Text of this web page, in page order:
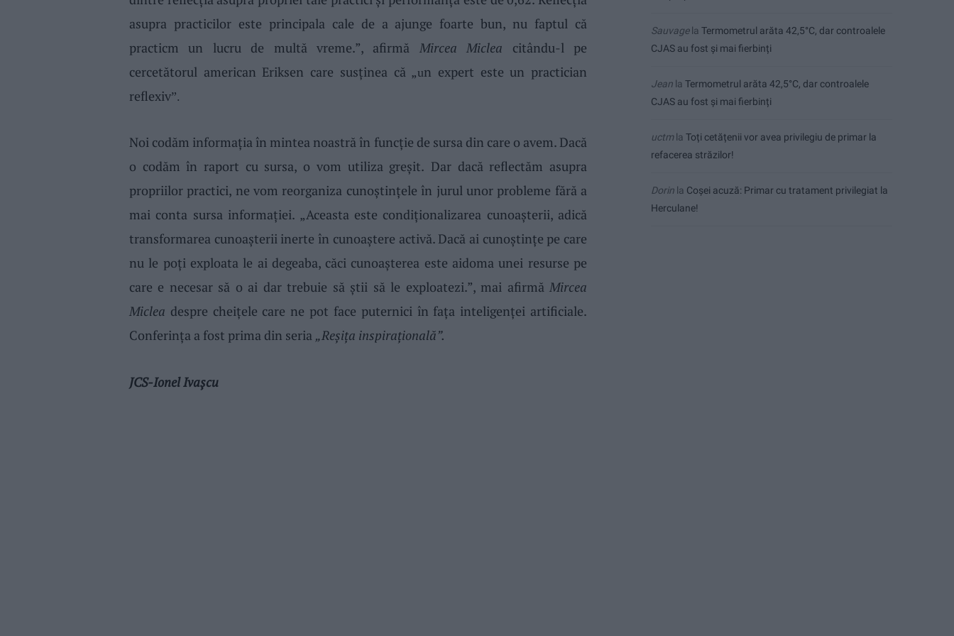
asupra practicilor este principala cale de a ajunge foarte bun, nu faptul că
practicm un lucru de multă vreme.”, afirmă Mircea Miclea citându-l pe
cercetătorulamerican Eriksen care susţinea că „un expert este un practician
reflexiv”.
Noi codăm informaţia în mintea noastră în funcţie de sursa din care o avem. Dacă
o codăm în raport cu sursa, o vom utiliza greşit. Dar dacă reflectăm asupra
propriilor practici, ne vom reorganiza cunoştinţele în jurul unor probleme fără a
mai conta sursa informaţiei. „Aceastaeste condiţionalizarea cunoaşterii, adică
transformarea cunoaşterii inerte în cunoaştere activă. Dacă ai cunoştinţe pe care
nu le poţi exploata le ai degeaba, căci cunoaşterea este aidoma unei resurse pe
care e necesarsă o ai dar trebuie să ştii să le exploatezi.”, mai afirmăMircea
Miclea despre cheiţele care ne pot face puternici în faţa inteligenţei artificiale.
Conferinţa a fost prima din seria „Reşiţa inspiraţională”.
JCS-Ionel Ivaşcu
Sauvagela Termometrul arăta 42,5°C, dar controalele
CJAS au fost și mai fierbinți
Jean la Termometrul arăta 42,5°C, dar controalele
CJAS au fost și mai fierbinți
uctmla Toți cetățenii vor avea privilegiu de primar la
refacerea străzilor!
Dorin la Coșei acuză: Primar cu tratament privilegiat la
Herculane!